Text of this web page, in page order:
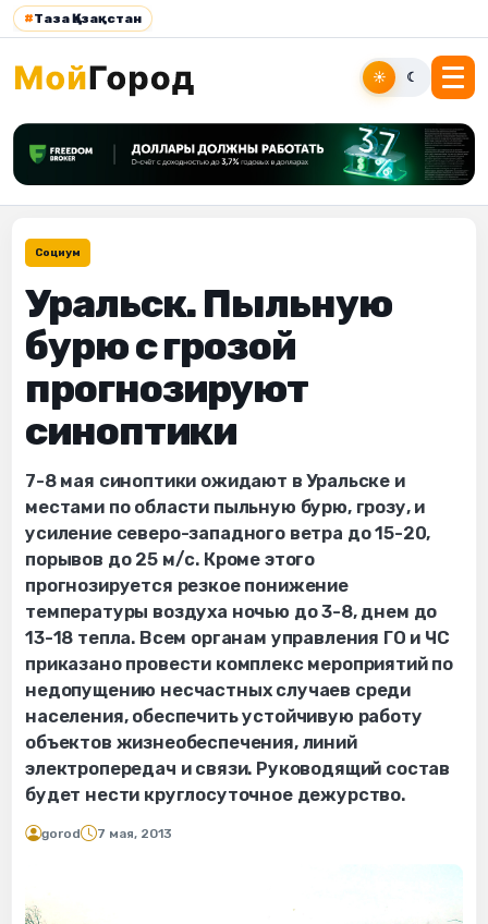
#Таза Қазақстан
☀ ☾
Социум
Уральск. Пыльную
бурю с грозой
прогнозируют
синоптики
7-8 мая синоптики ожидают в Уральске и
местами по области пыльную бурю, грозу, и
усиление северо-западного ветра до 15-20,
порывов до 25 м/с. Кроме этого
прогнозируется резкое понижение
температуры воздуха ночью до 3-8, днем до
13-18 тепла. Всем органам управления ГО и ЧС
приказано провести комплекс мероприятий по
недопущению несчастных случаев среди
населения, обеспечить устойчивую работу
объектов жизнеобеспечения, линий
электропередач и связи. Руководящий состав
будет нести круглосуточное дежурство.
gorod 7 мая, 2013